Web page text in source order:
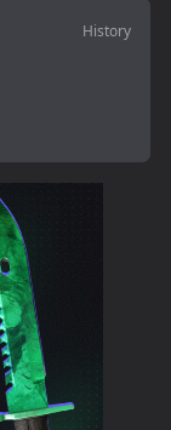
History